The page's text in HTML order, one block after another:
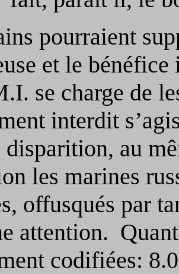
pourraient
et le
se charge de
interdit
au
les marines
offusqués par
attention.
codifiées: